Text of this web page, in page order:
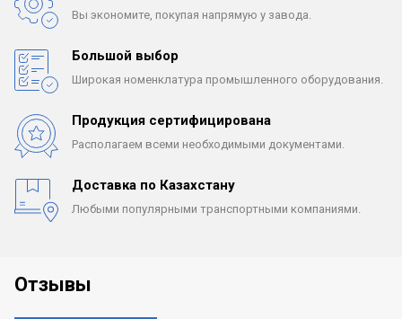
Вы экономите, покупая напрямую у завода.
Большой выбор
Широкая номенклатура промышленного оборудования.
Продукция сертифицирована
Располагаем всеми необходимыми документами.
Доставка по Казахстану
Любыми популярными транспортными компаниями.
Отзывы